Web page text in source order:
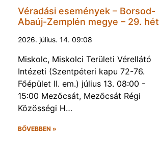
Véradási események – Borsod-
Abaúj-Zemplén megye – 29. hét
2026. július. 14. 09:08
Miskolc, Miskolci Területi Vérellátó
Intézeti (Szentpéteri kapu 72-76.
Főépület II. em.) július 13. 08:00 -
15:00 Mezőcsát, Mezőcsát Régi
Közösségi H…
BŐVEBBEN »